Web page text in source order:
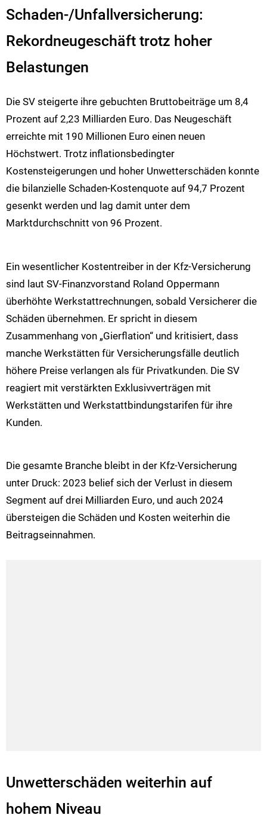
Schaden-/Unfallversicherung:
Rekordneugeschäft trotz hoher
Belastungen
Die SV steigerte ihre gebuchten Bruttobeiträge um 8,4
Prozent auf 2,23 Milliarden Euro. Das Neugeschäft
erreichte mit 190 Millionen Euro einen neuen
Höchstwert. Trotz inflationsbedingter
Kostensteigerungen und hoher Unwetterschäden konnte
die bilanzielle Schaden-Kostenquote auf 94,7 Prozent
gesenkt werden und lag damit unter dem
Marktdurchschnitt von 96 Prozent.
Ein wesentlicher Kostentreiber in der Kfz-Versicherung
sind laut SV-Finanzvorstand Roland Oppermann
überhöhte Werkstattrechnungen, sobald Versicherer die
Schäden übernehmen. Er spricht in diesem
Zusammenhang von „Gierflation“ und kritisiert, dass
manche Werkstätten für Versicherungsfälle deutlich
höhere Preise verlangen als für Privatkunden. Die SV
reagiert mit verstärkten Exklusivverträgen mit
Werkstätten und Werkstattbindungstarifen für ihre
Kunden.
Die gesamte Branche bleibt in der Kfz-Versicherung
unter Druck: 2023 belief sich der Verlust in diesem
Segment auf drei Milliarden Euro, und auch 2024
übersteigen die Schäden und Kosten weiterhin die
Beitragseinnahmen.
Unwetterschäden weiterhin auf
hohem Niveau